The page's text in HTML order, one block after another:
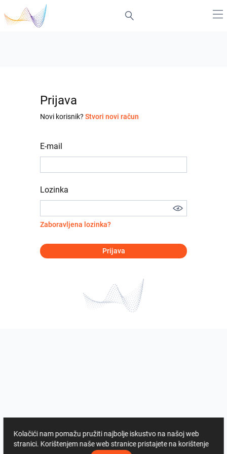
Prijava
Novi korisnik? Stvori novi račun
E-mail
Lozinka
Zaboravljena lozinka?
Prijava
Kolačići nam pomažu pružiti najbolje iskustvo na našoj web
stranici. Korištenjem naše web stranice pristajete na korištenje